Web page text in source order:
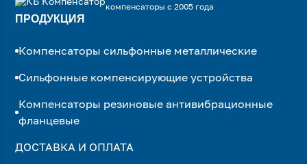
компенсаторы с 2005 года
ПРОДУКЦИЯ
Компенсаторы сильфонные металлические
Сильфонные компенсирующие устройства
Компенсаторы резиновые антивибрационные
фланцевые
ДОСТАВКА И ОПЛАТА